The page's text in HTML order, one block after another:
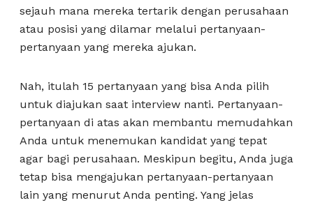
sejauh mana mereka tertarik dengan perusahaan
atau posisi yang dilamar melalui pertanyaan-
pertanyaan yang mereka ajukan.
Nah, itulah 15 pertanyaan yang bisa Anda pilih
untuk diajukan saat interview nanti. Pertanyaan-
pertanyaan di atas akan membantu memudahkan
Anda untuk menemukan kandidat yang tepat
agar bagi perusahaan. Meskipun begitu, Anda juga
tetap bisa mengajukan pertanyaan-pertanyaan
lain yang menurut Anda penting. Yang jelas